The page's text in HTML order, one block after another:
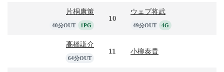
片桐康策
40分OUT 1PG
10
ウェブ将武
49分OUT 4G
高橋謙介
64分OUT
11 小柳泰貴